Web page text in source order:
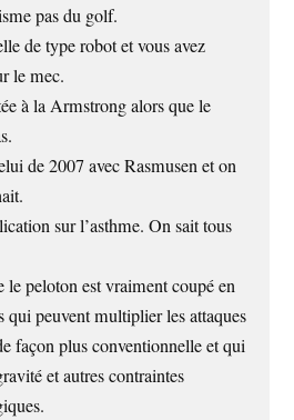
pas du golf.
de type robot et vous avez
le mec.
à la Armstrong alors que le
de 2007 avec Rasmusen et on
sur l’asthme. On sait tous
peloton est vraiment coupé en
qui peuvent multiplier les attaques
façon plus conventionnelle et qui
et autres contraintes